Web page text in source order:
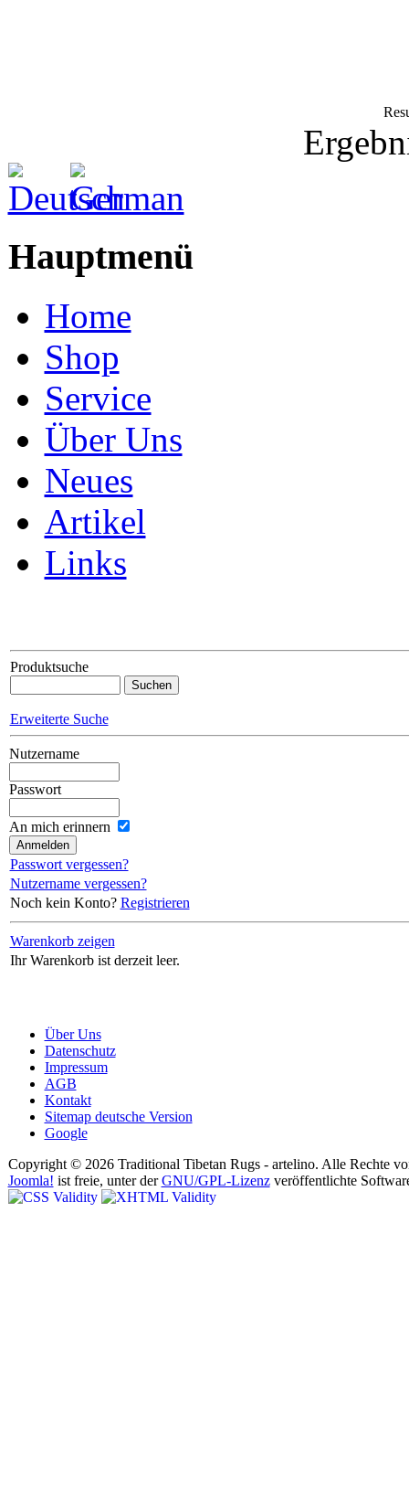
Hauptmenü
Home
Shop
Service
Über Uns
Neues
Artikel
Links
Produktsuche
Erweiterte Suche
Nutzername
Passwort
An mich erinnern
Passwort vergessen?
Nutzername vergessen?
Noch kein Konto? Registrieren
Warenkorb zeigen
Ihr Warenkorb ist derzeit leer.
Über Uns
Datenschutz
Impressum
AGB
Kontakt
Sitemap deutsche Version
Google
Copyright © 2026 Traditional Tibetan Rugs - artelino. Alle Rechte
Joomla! ist freie, unter derGNU/GPL-Lizenzveröffentlichte